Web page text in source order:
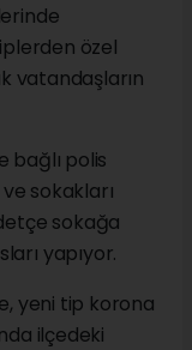
özel
vatandaşların
bağlı polis
sokakları
sokağa
yapıyor.
yeni tip korona
ilçedeki